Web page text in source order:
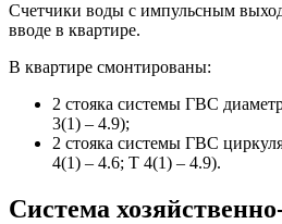
Счетчики воды с импульсным
вводе в квартирe.
В квартире смонтированы:
2 стояка системы ГВС
3(1) – 4.9);
2 стояка системы ГВС
4(1) – 4.6; Т 4(1) – 4.9).
Система